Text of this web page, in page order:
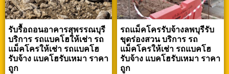
รับรื้อถอนอาคารสุพรรณบุรี
บริการ รถแบคโฮให้เช่า รถ
แม็คโครให้เช่า รถแบคโฮ
รับจ้าง แบคโฮรับเหมา ราคา
ถูก
รถแม็คโครรับจ้างลพบุรีรับ
ขุดร่องสวน บริการ รถ
แม็คโครให้เช่า รถแบคโฮ
รับจ้าง แบคโฮรับเหมา ราคา
ถูก